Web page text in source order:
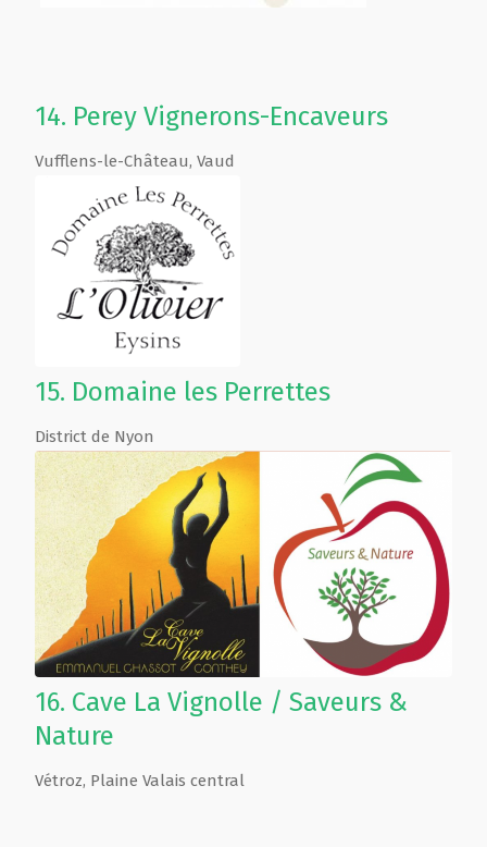
14. Perey Vignerons-Encaveurs
Vufflens-le-Château, Vaud
15. Domaine les Perrettes
District de Nyon
16. Cave La Vignolle / Saveurs &
Nature
Vétroz, Plaine Valais central